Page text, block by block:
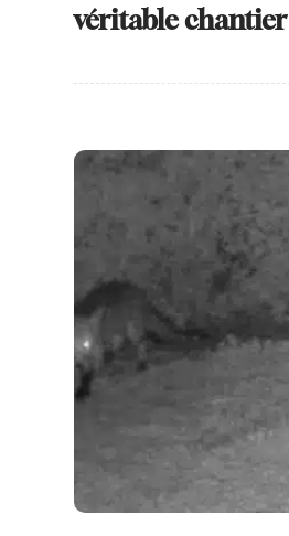
véritable chantier